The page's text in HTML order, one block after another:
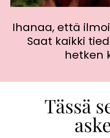
Ihanaa, että
Saat kaikki
hetken
Tässä